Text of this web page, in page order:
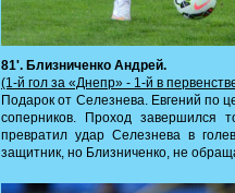
81'. Близниченко Андрей.
(1-й гол за «Днепр» - 1-й в
Подарок от Селезнева. Евгений по
соперников. Проход завершился
превратил удар Селезнева в
защитник, но Близниченко, не